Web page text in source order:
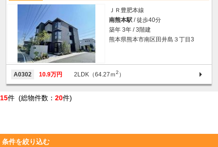
ＪＲ豊肥本線
南熊本駅 / 徒歩40分
築年 3年 / 3階建
熊本県熊本市南区田井島３丁目3
A0302 10.9万円 2LDK（64.27ｍ2 ）
15件 (総物件数： 20件)
条件を絞り込む